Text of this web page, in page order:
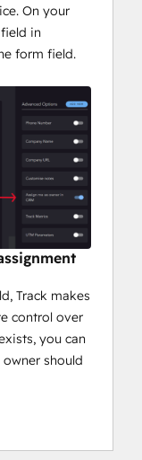
On your
in
form field.
Track makes
control over
you can
should